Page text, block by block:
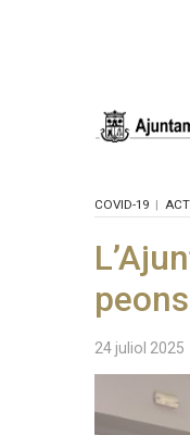
COVID-19
24 juliol 2025